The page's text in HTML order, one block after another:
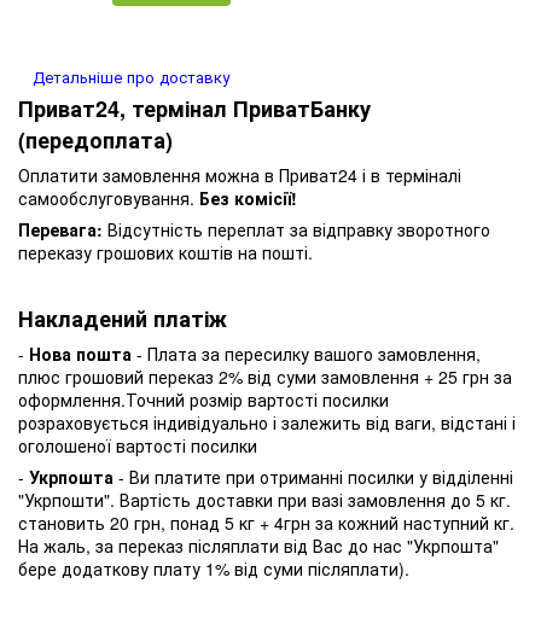
Детальніше про доставку
Приват24, термінал ПриватБанку
(передоплата)
Оплатити замовлення можна в Приват24 і в терміналі
самообслуговування. Без комісії!
Перевага: Відсутність переплат за відправку зворотного
переказу грошових коштів на пошті.
Накладений платіж
- Нова пошта - Плата за пересилку вашого замовлення,
плюс грошовий переказ 2% від суми замовлення + 25 грн за
оформлення.Точний розмір вартості посилки
розраховується індивідуально і залежить від ваги, відстані і
оголошеної вартості посилки
- Укрпошта - Ви платите при отриманні посилки у відділенні
"Укрпошти". Вартість доставки при вазі замовлення до 5 кг.
становить 20 грн, понад 5 кг + 4грн за кожний наступний кг.
На жаль, за переказ післяплати від Вас до нас "Укрпошта"
бере додаткову плату 1% від суми післяплати).